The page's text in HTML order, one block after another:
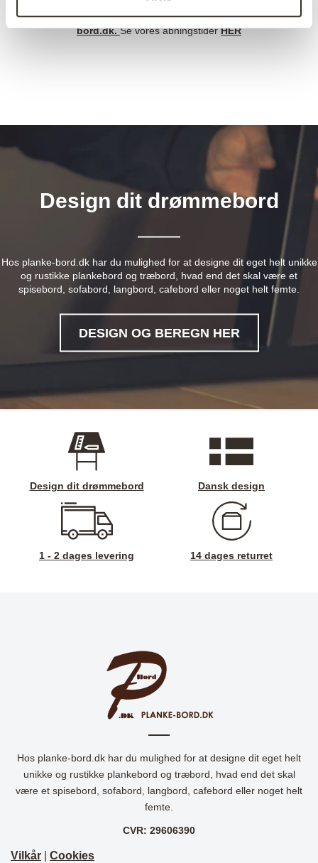
til at kontakte os pr. tlf.
info@planke-
bord.dk.Se vores åbningstiderHER
Design dit drømmebord
Hos planke-bord.dk har du mulighed for at designe dit eget helt unikke
og rustikke plankebord og træbord, hvad end det skal være et
spisebord, sofabord, langbord, cafebord eller noget helt femte.
DESIGN OG BEREGN HER
Design dit drømmebord Dansk design
1 - 2 dages levering 14 dages returret
Hos planke-bord.dk har du mulighed for at designe dit eget helt
unikke og rustikke plankebord og træbord, hvad end det skal
være et spisebord, sofabord, langbord, cafebord eller noget helt
femte.
CVR: 29606390
Vilkår Cookies